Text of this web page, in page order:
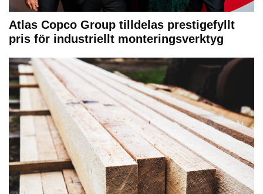
Atlas Copco Group tilldelas prestigefyllt
pris för industriellt monteringsverktyg